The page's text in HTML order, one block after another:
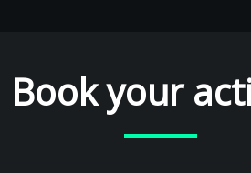
Book your